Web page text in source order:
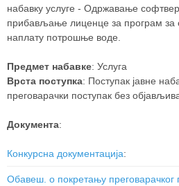
набавку услуге - Одржавање
прибављање лиценце за програм за
наплату потрошње воде.
Предмет набавке: Услуга
Врста поступка: Поступак јавне
преговарачки поступак без
Документа:
Конкурсна документација:
Обавеш. о покретању преговарачког